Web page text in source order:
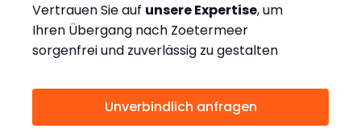
Vertrauen Sie auf unsere Expertise, um
Ihren Übergang nach Zoetermeer
sorgenfrei und zuverlässig zu gestalten
Unverbindlich anfragen